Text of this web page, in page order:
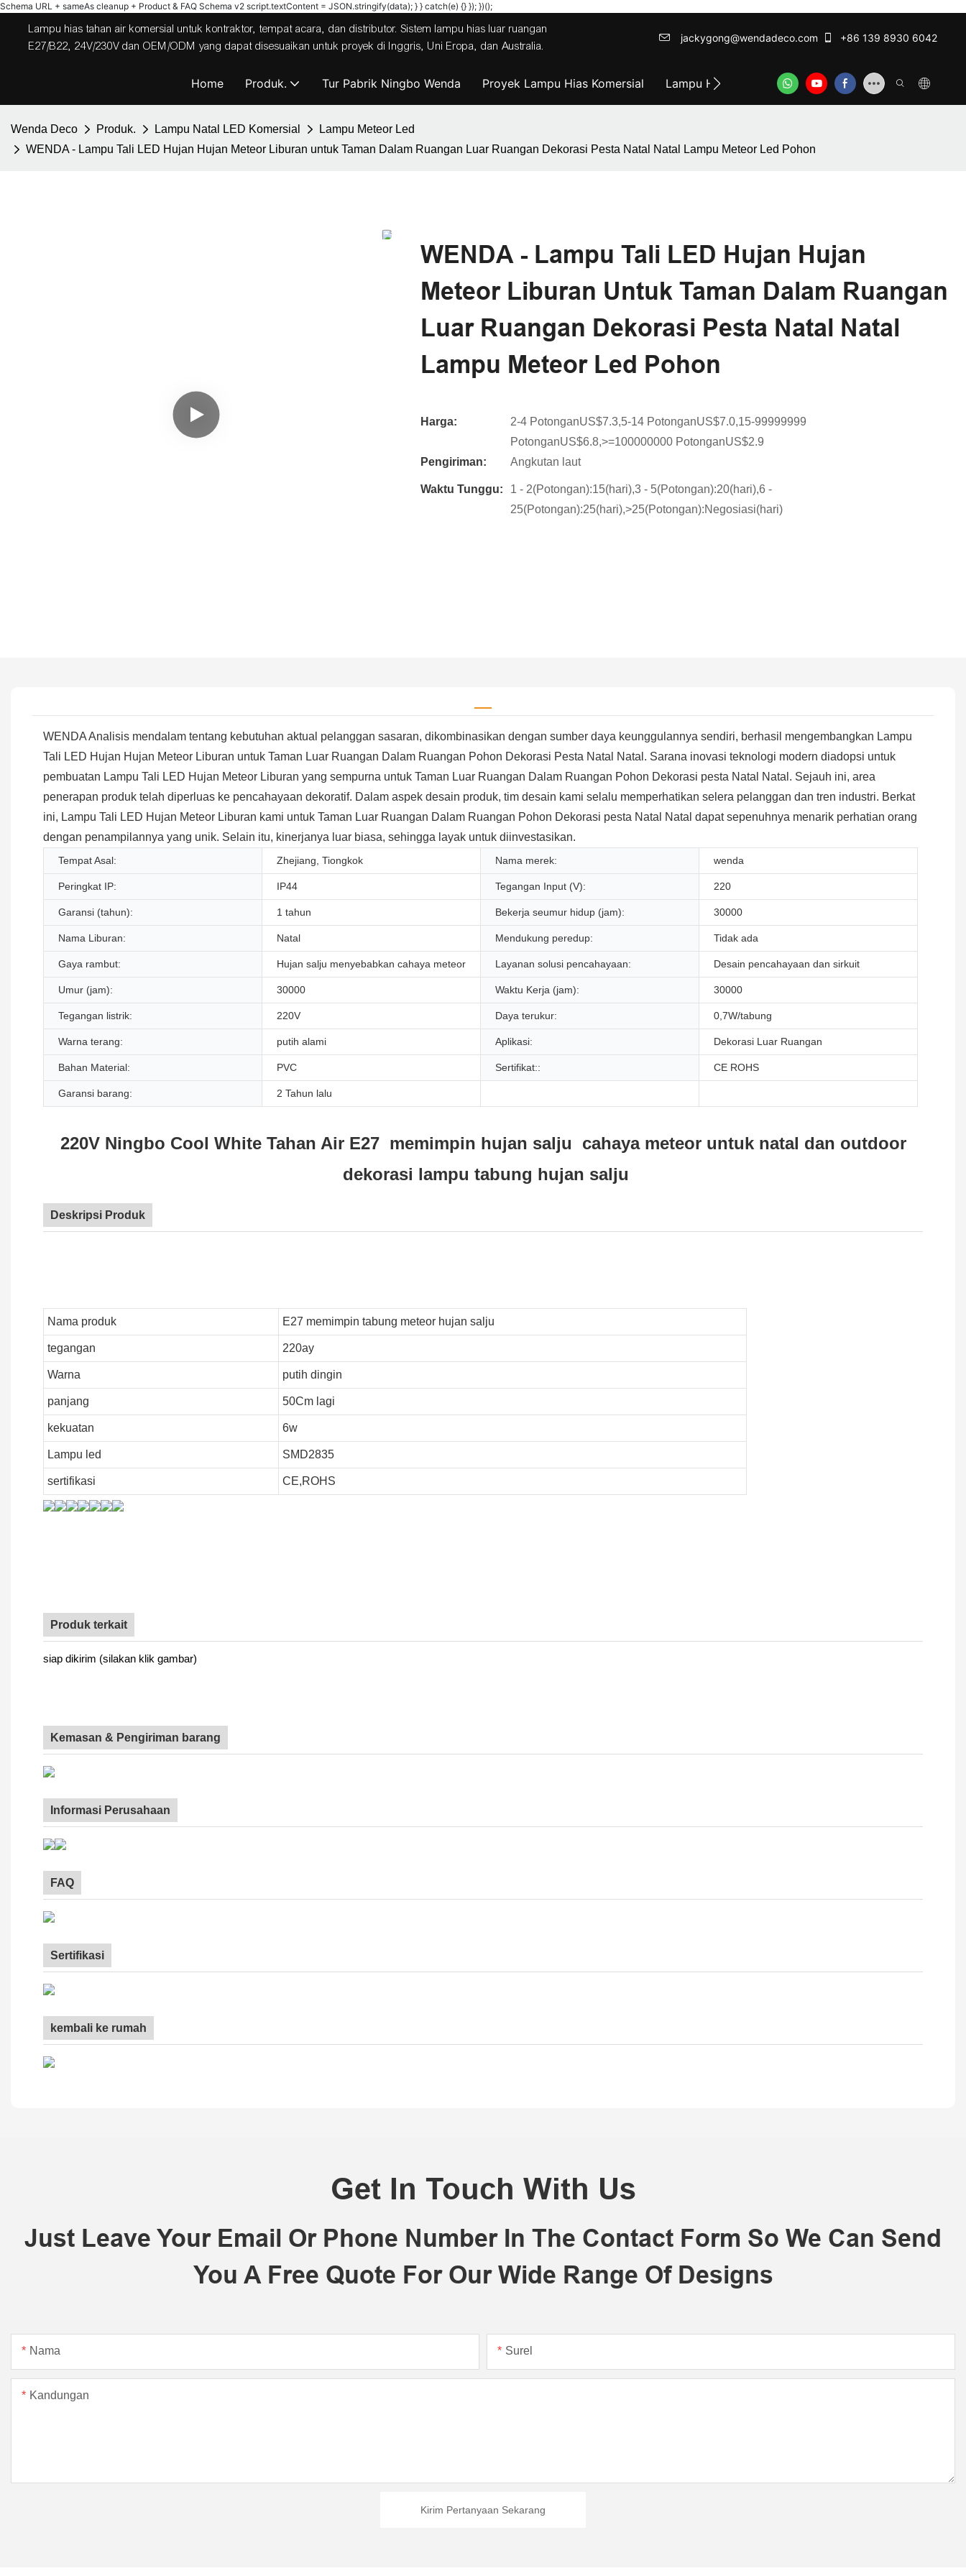
Schema URL + sameAs cleanup + Product & FAQ Schema v2 script.textContent = JSON.stringify(data); } } catch(e) {} }); })();
Lampu hias tahan air komersial untuk kontraktor, tempat acara, dan distributor. Sistem lampu hias luar ruangan
E27/B22, 24V/230V dan OEM/ODM yang dapat disesuaikan untuk proyek di Inggris, Uni Eropa, dan Australia.
jackygong@wendadeco.com​​​​​​​ +86 139 8930 6042
Home Produk. Tur Pabrik Ningbo Wenda Proyek Lampu Hias Komersial Lampu Hias Terbaik ODM/OEM SERVICE
Wenda Deco Produk. Lampu Natal LED Komersial
Lampu Meteor Led
WENDA - Lampu Tali LED Hujan Hujan Meteor Liburan untuk Taman Dalam Ruangan Luar Ruangan Dekorasi Pesta Natal Natal Lampu Meteor Led Pohon
WENDA - Lampu Tali LED Hujan Hujan
Meteor Liburan Untuk Taman Dalam Ruangan
Luar Ruangan Dekorasi Pesta Natal Natal
Lampu Meteor Led Pohon
Harga:
2-4 PotonganUS$7.3,5-14 PotonganUS$7.0,15-99999999
PotonganUS$6.8,>=100000000 PotonganUS$2.9
Pengiriman:
Angkutan laut
Waktu Tunggu:
1 - 2(Potongan):15(hari),3 - 5(Potongan):20(hari),6 -
25(Potongan):25(hari),>25(Potongan):Negosiasi(hari)
WENDA Analisis mendalam tentang kebutuhan aktual pelanggan sasaran, dikombinasikan dengan sumber daya keunggulannya sendiri, berhasil mengembangkan Lampu
Tali LED Hujan Hujan Meteor Liburan untuk Taman Luar Ruangan Dalam Ruangan Pohon Dekorasi Pesta Natal Natal. Sarana inovasi teknologi modern diadopsi untuk
pembuatan Lampu Tali LED Hujan Meteor Liburan yang sempurna untuk Taman Luar Ruangan Dalam Ruangan Pohon Dekorasi pesta Natal Natal. Sejauh ini, area
penerapan produk telah diperluas ke pencahayaan dekoratif. Dalam aspek desain produk, tim desain kami selalu memperhatikan selera pelanggan dan tren industri. Berkat
ini, Lampu Tali LED Hujan Meteor Liburan kami untuk Taman Luar Ruangan Dalam Ruangan Pohon Dekorasi pesta Natal Natal dapat sepenuhnya menarik perhatian orang
dengan penampilannya yang unik. Selain itu, kinerjanya luar biasa, sehingga layak untuk diinvestasikan.
Tempat Asal: Zhejiang, Tiongkok Nama merek: wenda
Peringkat IP: IP44 Tegangan Input (V): 220
Garansi (tahun): 1 tahun Bekerja seumur hidup (jam): 30000
Nama Liburan: Natal Mendukung peredup: Tidak ada
Gaya rambut: Hujan salju menyebabkan cahaya meteor Layanan solusi pencahayaan: Desain pencahayaan dan sirkuit
Umur (jam): 30000 Waktu Kerja (jam): 30000
Tegangan listrik: 220V Daya terukur: 0,7W/tabung
Warna terang: putih alami Aplikasi: Dekorasi Luar Ruangan
Bahan Material: PVC Sertifikat:: CE ROHS
Garansi barang: 2 Tahun lalu
220V Ningbo Cool White Tahan Air E27 memimpin hujan salju cahaya meteor untuk natal dan outdoor
dekorasi lampu tabung hujan salju
Deskripsi Produk
Nama produk E27 memimpin tabung meteor hujan salju
tegangan 220ay
Warna putih dingin
panjang 50Cm lagi
kekuatan 6w
Lampu led SMD2835
sertifikasi CE,ROHS
Produk terkait
siap dikirim (silakan klik gambar)
Kemasan & Pengiriman barang
Informasi Perusahaan
FAQ
Sertifikasi
kembali ke rumah
Get In Touch With Us
Just Leave Your Email Or Phone Number In The Contact Form So We Can Send
You A Free Quote For Our Wide Range Of Designs
Nama Surel
Kandungan
Kirim Pertanyaan Sekarang